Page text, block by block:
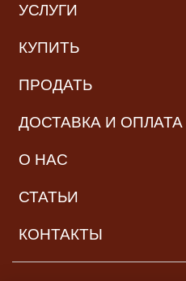
УСЛУГИ
КУПИТЬ
ПРОДАТЬ
ДОСТАВКА И ОПЛАТА
О НАС
СТАТЬИ
КОНТАКТЫ